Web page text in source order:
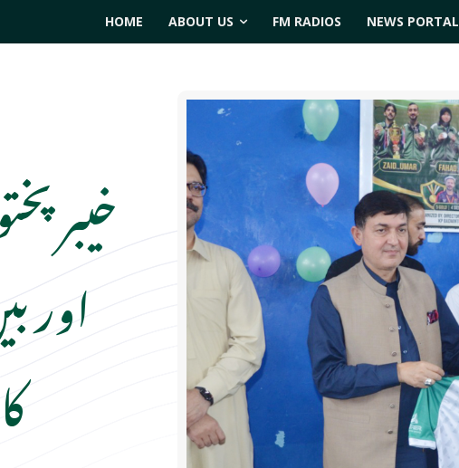
HOME ABOUT US FM RADIOS NEWS PORTAL
خیبر
اور